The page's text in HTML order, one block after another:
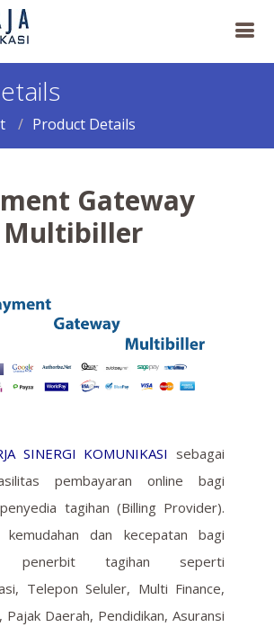
Product Details
Gateway
Multibiller
SINERGI KOMUNIKASI sebagai
pembayaran online bagi
tagihan (Billing Provider).
kemudahan dan kecepatan bagi
penerbit tagihan seperti
Telepon Seluler, Multi Finance,
Pajak Daerah, Pendidikan, Asuransi